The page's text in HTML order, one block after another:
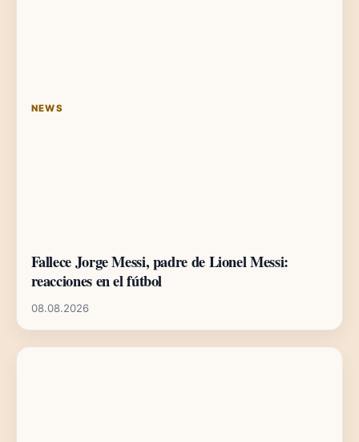
NEWS
Fallece Jorge Messi, padre de Lionel Messi:
reacciones en el fútbol
08.08.2026